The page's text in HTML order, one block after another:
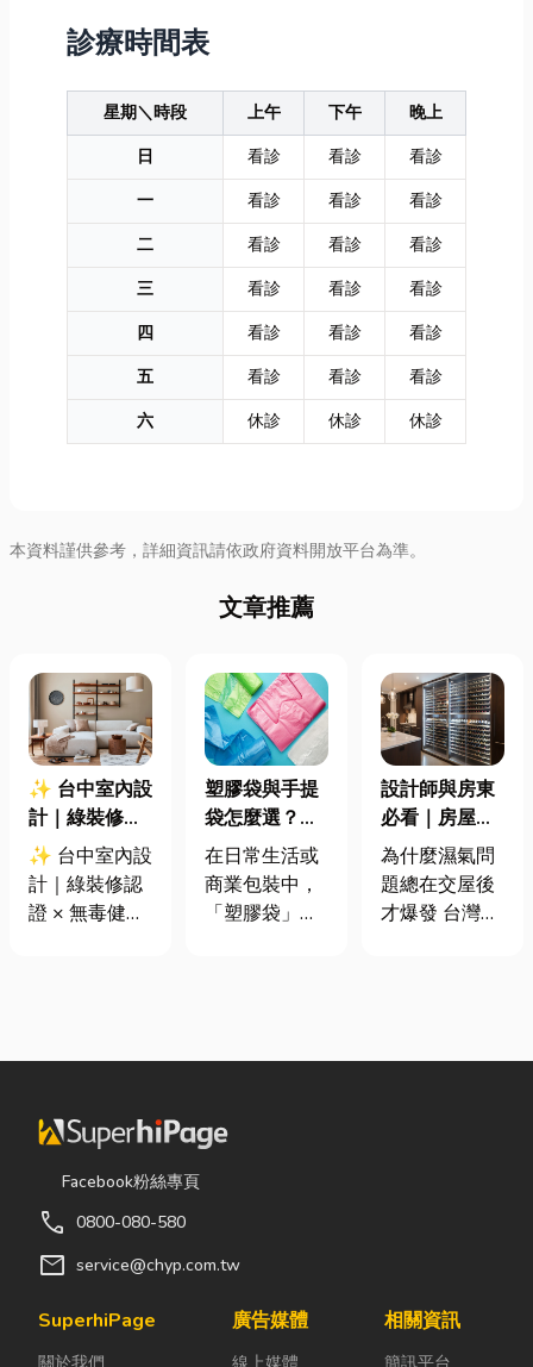
診療時間表
星期＼時段 上午 下午
晚上
日
看診 看診
看診
一
看診 看診
看診
二
看診 看診
看診
三
看診 看診
看診
四
看診 看診
看診
五
看診 看診
看診
六
休診 休診 休診
本資料謹供參考，詳細資訊請依政府資料開放平台為準。
文章推薦
✨ 台中室內設
計｜綠裝修認
證 × 無毒健康
建材，打造安
全、舒適又有
✨ 台中室內設
計｜綠裝修認
證 × 無毒健康
其實一間專業
計裝修團隊，
不只是提供空
間規劃與裝潢
每一個家的誕
生過程中，默
兼具美感、機
塑膠袋與手提
袋怎麼選？材
質、用途與耐
重度一次看懂
在日常生活或
商業包裝中，
「塑膠袋」與
具，但實際上
景上，其實差
性，還可能造
商品損壞。 這
設計師與房東
必看｜房屋濕
氣重怎麼辦？
全屋除濕機＋
全熱交換器整
為什麼濕氣問
題總在交屋後
才爆發 台灣氣
同步規劃空氣
藏最怕潮濕，
Facebook粉絲專頁
call 0800-080-580
mail service@chyp.com.tw
SuperhiPage
關於我們
廣告媒體
線上媒體
相關資訊
簡訊平台